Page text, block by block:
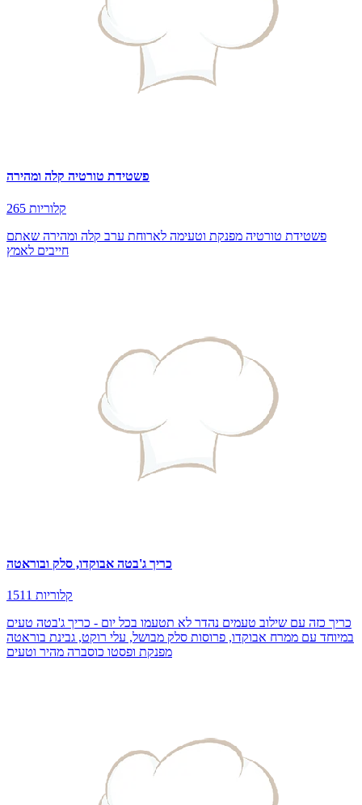
פשטידת טורטיה קלה ומהירה
265 קלוריות
פשטידת טורטיה מפנקת וטעימה לארוחת ערב קלה ומהירה שאתם
חייבים לאמץ
כריך ג'בטה אבוקדו, סלק ובוראטה
1511 קלוריות
כריך כזה עם שילוב טעמים נהדר לא תטעמו בכל יום - כריך ג'בטה טעים
במיוחד עם ממרח אבוקדו, פרוסות סלק מבושל, עלי רוקט, גבינת בוראטה
מפנקת ופסטו כוסברה מהיר וטעים